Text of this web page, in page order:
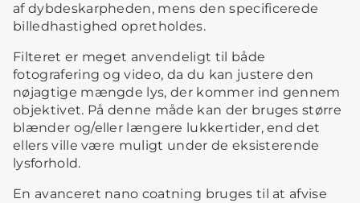
af dybdeskarpheden, mens den specificerede
billedhastighed opretholdes.
Filteret er meget anvendeligt til både
fotografering og video, da du kan justere den
nøjagtige mængde lys, der kommer ind gennem
objektivet. På denne måde kan der bruges større
blænder og/eller længere lukkertider, end det
ellers ville være muligt under de eksisterende
lysforhold.
En avanceret nano coatning bruges til at afvise